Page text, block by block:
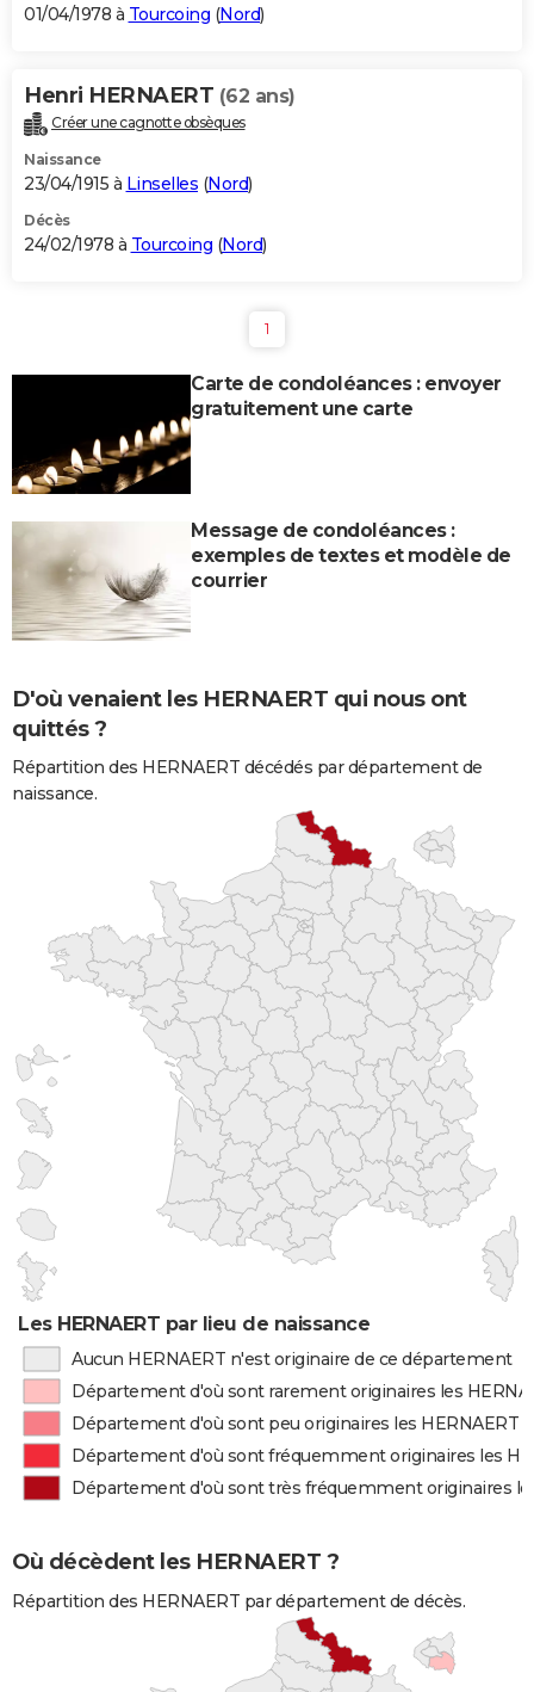
01/04/1978 à Tourcoing (Nord)
Henri HERNAERT (62 ans)
Créer une cagnotte obsèques
Naissance
23/04/1915 à Linselles (Nord)
Décès
24/02/1978 à Tourcoing (Nord)
1
Carte de condoléances : envoyer
gratuitement une carte
Message de condoléances :
exemples de textes et modèle de
courrier
D'où venaient les HERNAERT qui nous ont
quittés ?
Répartition des HERNAERT décédés par département de
naissance.
Les HERNAERT par lieu de naissance
Aucun HERNAERT n'est originaire de ce département
Département d'où sont rarement originaires les
Département d'où sont peu originaires les HERNAERT
Département d'où sont fréquemment originaires les
Département d'où sont très fréquemment originaires
Où décèdent les HERNAERT ?
Répartition des HERNAERT par département de décès.